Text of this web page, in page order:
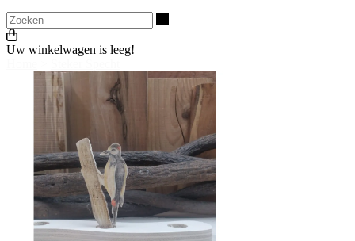
Uw winkelwagen is leeg!